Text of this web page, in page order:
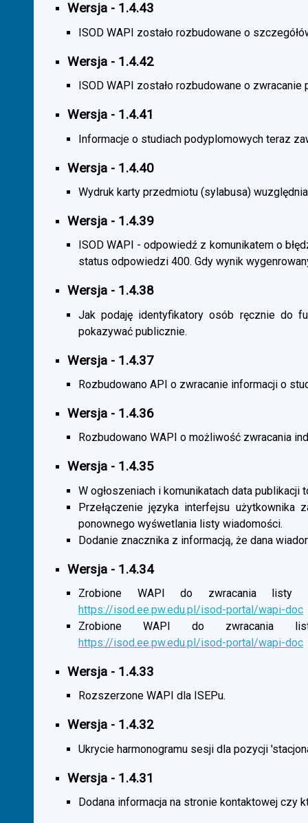
Wersja - 1.4.43
ISOD WAPI zostało rozbudowane o
Wersja - 1.4.42
ISOD WAPI zostało rozbudowane o zwracanie
Wersja - 1.4.41
Informacje o studiach podyplomowych teraz
Wersja - 1.4.40
Wydruk karty przedmiotu (sylabusa)
Wersja - 1.4.39
ISOD WAPI - odpowiedź z komunikatem o
status odpowiedzi 400. Gdy wynik
Wersja - 1.4.38
Jak podaję identyfikatory osób ręcznie do
pokazywać publicznie.
Wersja - 1.4.37
Rozbudowano API o zwracanie informacji o
Wersja - 1.4.36
Rozbudowano WAPI o możliwość zwracania
Wersja - 1.4.35
W ogłoszeniach i komunikatach data
Przełączenie języka interfejsu użytkownika
ponownego wyśwetlania listy wiadomości.
Dodanie znacznika z informacją, że dana
Wersja - 1.4.34
Zrobione WAPI do zwracania listy
https://isod.ee.pw.edu.pl/isod-portal/wapi-doc
Zrobione WAPI do zwracania listy
https://isod.ee.pw.edu.pl/isod-portal/wapi-doc
Wersja - 1.4.33
Rozszerzone WAPI dla ISEPu.
Wersja - 1.4.32
Ukrycie harmonogramu sesji dla pozycji
Wersja - 1.4.31
Dodana informacja na stronie kontaktowej czy